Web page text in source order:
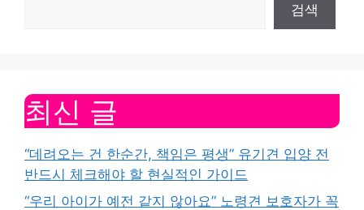
검색
최신 글
“데려오는 건 한순간, 책임은 평생” 유기견 입양 전
반드시 체크해야 할 현실적인 가이드
“우리 아이가 예전 같지 않아요” 노령견 보호자가 꼭